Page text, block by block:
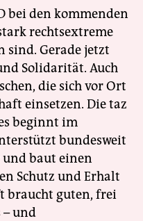
bei den kommenden
rechtsextreme
sind. Gerade jetzt
Solidarität. Auch
die sich vor Ort
einsetzen. Die taz
beginnt im
bundesweit
baut einen
Schutz und Erhalt
braucht guten, frei
und